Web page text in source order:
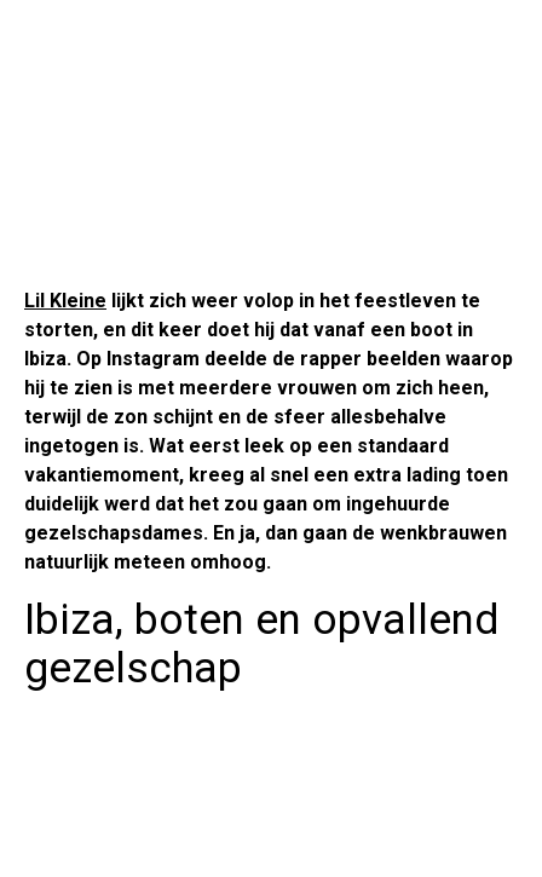
Lil Kleine lijkt zich weer volop in het feestleven te
storten, en dit keer doet hij dat vanaf een boot in
Ibiza. Op Instagram deelde de rapper beelden waarop
hij te zien is met meerdere vrouwen om zich heen,
terwijl de zon schijnt en de sfeer allesbehalve
ingetogen is. Wat eerst leek op een standaard
vakantiemoment, kreeg al snel een extra lading toen
duidelijk werd dat het zou gaan om ingehuurde
gezelschapsdames. En ja, dan gaan de wenkbrauwen
natuurlijk meteen omhoog.
Ibiza, boten en opvallend
gezelschap